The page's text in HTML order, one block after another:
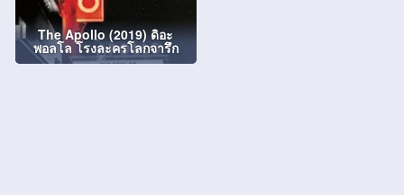
The Apollo (2019) ดิอะ
พอลโล โรงละครโลกจารึก